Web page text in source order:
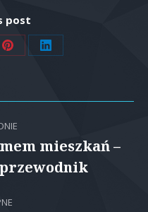
post
Share
Pinterest
Share
LinkedIn
mieszkań –